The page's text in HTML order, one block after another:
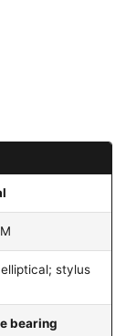
stylus
bearing